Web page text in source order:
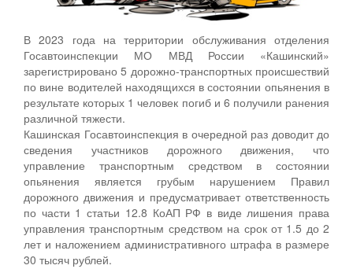
В 2023 года на территории обслуживания отделения
Госавтоинспекции МО МВД России «Кашинский»
зарегистрировано 5 дорожно-транспортных происшествий
по вине водителей находящихся в состоянии опьянения в
результате которых 1 человек погиб и 6 получили ранения
различной тяжести.
Кашинская Госавтоинспекция в очередной раз доводит до
сведения участников дорожного движения, что
управление транспортным средством в состоянии
опьянения является грубым нарушением Правил
дорожного движения и предусматривает ответственность
по части 1 статьи 12.8 КоАП РФ в виде лишения права
управления транспортным средством на срок от 1.5 до 2
лет и наложением административного штрафа в размере
30 тысяч рублей.